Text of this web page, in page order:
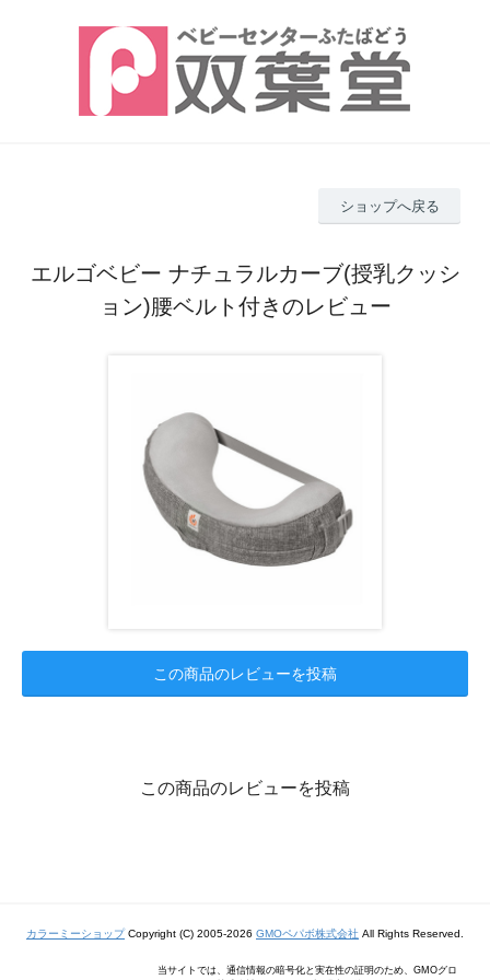
ショップへ戻る
エルゴベビー ナチュラルカーブ(授乳クッシ
ョン)腰ベルト付きのレビュー
この商品のレビューを投稿
この商品のレビューを投稿
カラーミーショップCopyright (C) 2005-2026 GMOペパボ株式会社 All Rights Reserved.
当サイトでは、通信情報の暗号化と実在性の証明のため、GMOグロ